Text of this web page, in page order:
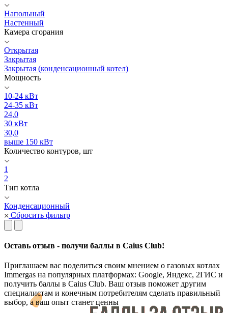
Напольный
Настенный
Камера сгорания
Открытая
Закрытая
Закрытая (конденсационный котел)
Мощность
10-24 кВт
24-35 кВт
24,0
30 кВт
30,0
выше 150 кВт
Количество контуров, шт
1
2
Тип котла
Конденсационный
Сбросить фильтр
Оставь отзыв - получи баллы в Caius Club!
Приглашаем вас поделиться своим мнением о газовых котлах
Immergas на популярных платформах: Google, Яндекс, 2ГИС и
получить баллы в Caius Club. Ваш отзыв поможет другим
специалистам и конечным потребителям сделать правильный
выбор, а ваш опыт станет ценны